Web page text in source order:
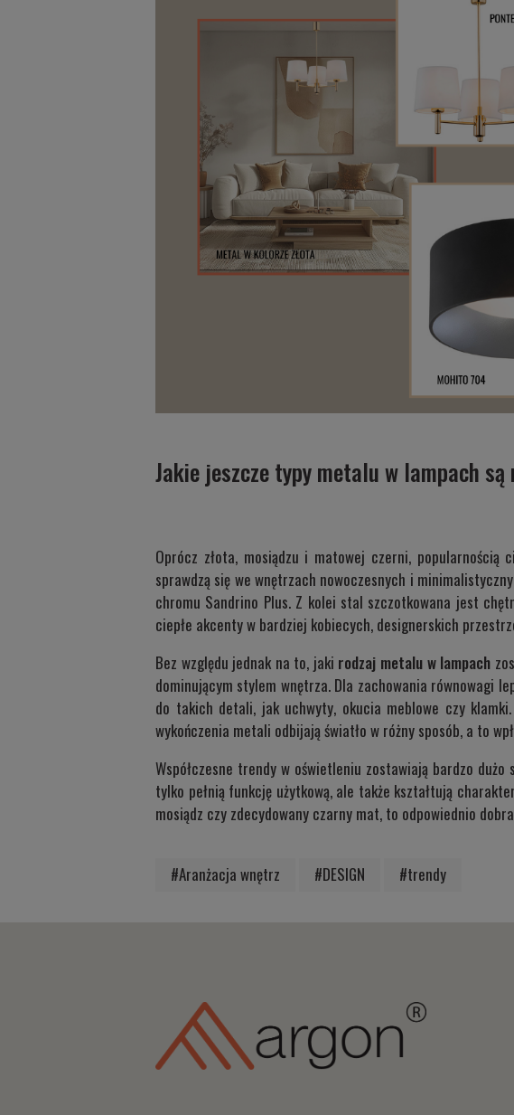
Jakie jeszcze typy metalu w lampach
Oprócz złota, mosiądzu i matowej czerni, popularnością
sprawdzą się we wnętrzach nowoczesnych i
chromu Sandrino Plus. Z kolei stal szczotkowana jest
ciepłe akcenty w bardziej kobiecych, designerskich
Bez względu jednak na to, jaki rodzaj metalu w lampach
dominującym stylem wnętrza. Dla zachowania równowagi
do takich detali, jak uchwyty, okucia meblowe czy
wykończenia metali odbijają światło w różny sposób, a to
Współczesne trendy w oświetleniu zostawiają bardzo
tylko pełnią funkcję użytkową, ale także kształtują
mosiądz czy zdecydowany czarny mat, to odpowiednio
#Aranżacja wnętrz #DESIGN #trendy